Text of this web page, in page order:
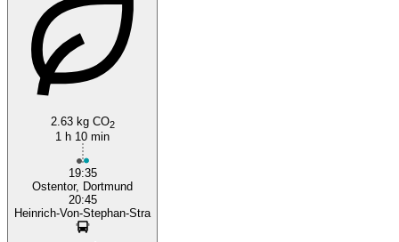
2.63 kg CO2
1 h 10 min
19:35
Ostentor, Dortmund
20:45
Heinrich-Von-Stephan-Stra